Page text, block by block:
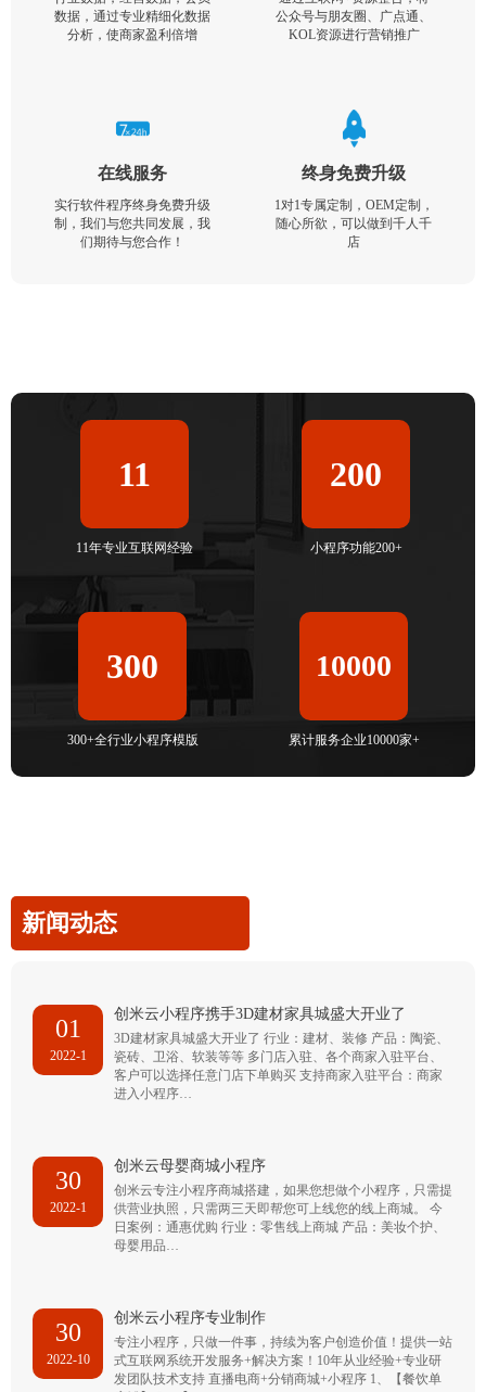
数据，通过专业精细化数据
分析，使商家盈利倍增
公众号与朋友圈、广点通、
KOL资源进行营销推广
在线服务
实行软件程序终身免费升级
制，我们与您共同发展，我
们期待与您合作！
终身免费升级
1对1专属定制，OEM定制，
随心所欲，可以做到千人千
店
11
11年专业互联网经验
200
小程序功能200+
300
300+全行业小程序模版
10000
累计服务企业10000家+
新闻动态
01
2022-1
创米云小程序携手3D建材家具城盛大开业了
3D建材家具城盛大开业了 行业：建材、装修 产品：陶瓷、
瓷砖、卫浴、软装等等 多门店入驻、各个商家入驻平台、
客户可以选择任意门店下单购买 支持商家入驻平台：商家
进入小程序…
30
2022-1
创米云母婴商城小程序
创米云专注小程序商城搭建，如果您想做个小程序，只需提
供营业执照，只需两三天即帮您可上线您的线上商城。 今
日案例：通惠优购 行业：零售线上商城 产品：美妆个护、
母婴用品…
30
2022-10
创米云小程序专业制作
专注小程序，只做一件事，持续为客户创造价值！提供一站
式互联网系统开发服务+解决方案！10年从业经验+专业研
发团队技术支持 直播电商+分销商城+小程序 1、【餐饮单